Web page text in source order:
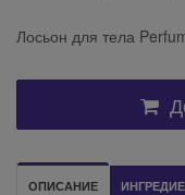
Лосьон для тела
ОПИСАНИЕ